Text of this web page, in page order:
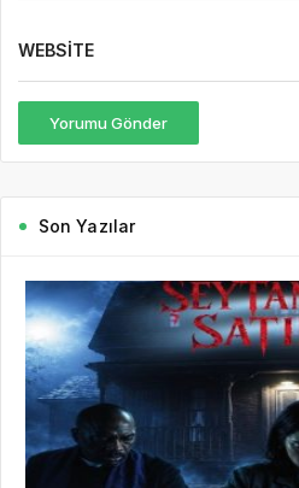
WEBSITE
Yorumu Gönder
Son Yazılar